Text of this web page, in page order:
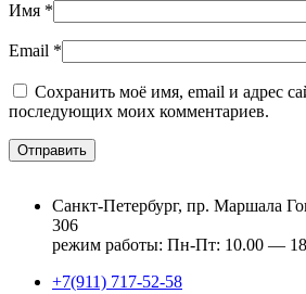
Имя *
Email *
Сохранить моё имя, email и адрес
последующих моих комментариев.
Санкт-Петербург, пр. Маршала
306
режим работы: Пн-Пт: 10.00 —
+7(911) 717-52-58